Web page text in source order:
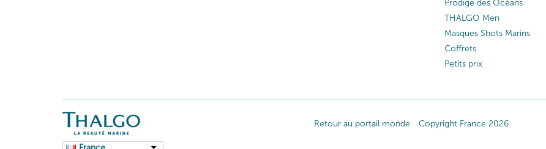
Prodige des Océans
THALGO Men
Masques Shots Marins
Coffrets
Petits prix
Retour au portail monde Copyright France 2026